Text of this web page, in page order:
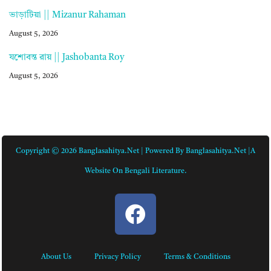
ভাড়াটিয়া || Mizanur Rahaman
August 5, 2026
যশোবন্ত রায় || Jashobanta Roy
August 5, 2026
Copyright © 2026 Banglasahitya.net | Powered By Banglasahitya.net |A
Website On Bengali Literature.
About Us Privacy Policy Terms & Conditions